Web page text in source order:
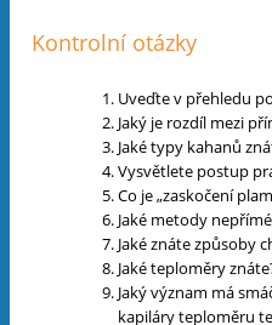
Kontrolní otázky
Uveďte v přehledu
Jaký je rozdíl mezi
Jaké typy kahanů
Vysvětlete postup
Co je „zaskočení
Jaké metody
Jaké znáte způsoby
Jaké teploměry
Jaký význam má
kapiláry teploměru